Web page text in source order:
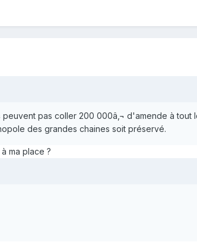
peuvent pas coller 200 000â‚¬ d'amende à
des grandes chaines soit préservé.
ma place ?